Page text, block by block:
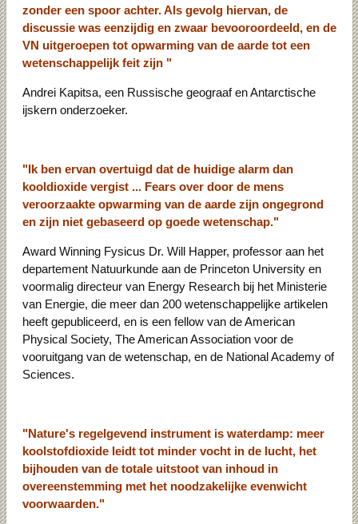
zonder een spoor achter. Als gevolg hiervan, de
discussie was eenzijdig en zwaar bevooroordeeld, en de
VN uitgeroepen tot opwarming van de aarde tot een
wetenschappelijk feit zijn "
Andrei Kapitsa, een Russische geograaf en Antarctische
ijskern onderzoeker.
"Ik ben ervan overtuigd dat de huidige alarm dan
kooldioxide vergist ... Fears over door de mens
veroorzaakte opwarming van de aarde zijn ongegrond
en zijn niet gebaseerd op goede wetenschap."
Award Winning Fysicus Dr. Will Happer, professor aan het
departement Natuurkunde aan de Princeton University en
voormalig directeur van Energy Research bij het Ministerie
van Energie, die meer dan 200 wetenschappelijke artikelen
heeft gepubliceerd, en is een fellow van de American
Physical Society, The American Association voor de
vooruitgang van de wetenschap, en de National Academy of
Sciences.
"Nature's regelgevend instrument is waterdamp: meer
koolstofdioxide leidt tot minder vocht in de lucht, het
bijhouden van de totale uitstoot van inhoud in
overeenstemming met het noodzakelijke evenwicht
voorwaarden."